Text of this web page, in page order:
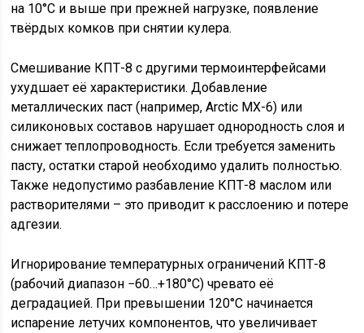
на 10°C и выше при прежней нагрузке, появление
твёрдых комков при снятии кулера.
Смешивание КПТ-8 с другими термоинтерфейсами
ухудшает её характеристики. Добавление
металлических паст (например, Arctic MX-6) или
силиконовых составов нарушает однородность слоя и
снижает теплопроводность. Если требуется заменить
пасту, остатки старой необходимо удалить полностью.
Также недопустимо разбавление КПТ-8 маслом или
растворителями – это приводит к расслоению и потере
адгезии.
Игнорирование температурных ограничений КПТ-8
(рабочий диапазон −60…+180°C) чревато её
деградацией. При превышении 120°C начинается
испарение летучих компонентов, что увеличивает